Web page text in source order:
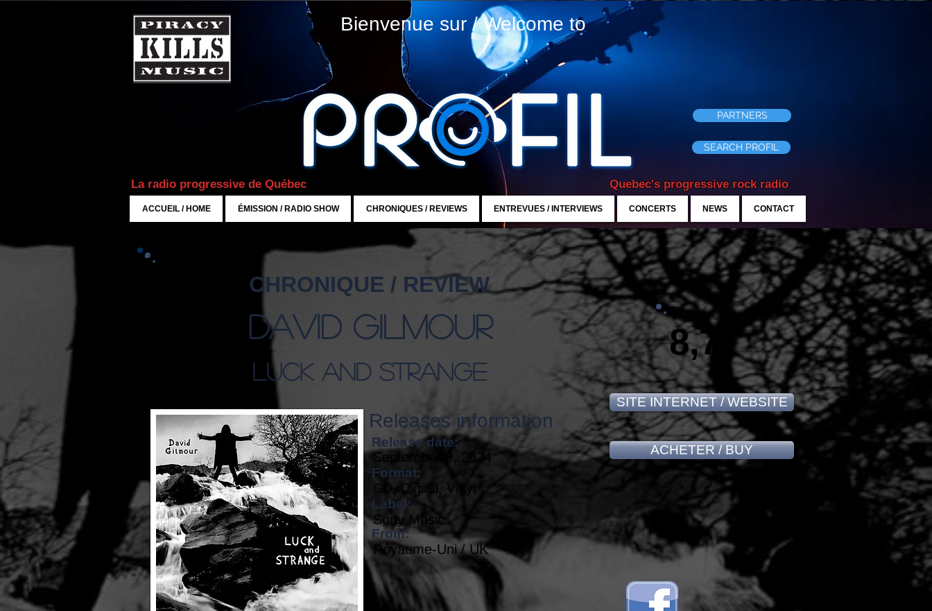
Bienvenue sur / Welcome to
Quebec's progressive rock radio
La radio progressive de Québec
SEARCH PROFIL
PARTNERS
ACCUEIL / HOME ÉMISSION / RADIO SHOW CHRONIQUES / REVIEWS ENTREVUES / INTERVIEWS CONCERTS NEWS CONTACT
CHRONIQUE / REVIEW
David Gilmour
Luck And Strange
Releases information
Release date:
September 9, 2024
Format:
CD, Digital, Vinyl
Label:
From:
Sony Music
Royaume-Uni / UK
8,7
SITE INTERNET / WEBSITE
ACHETER / BUY